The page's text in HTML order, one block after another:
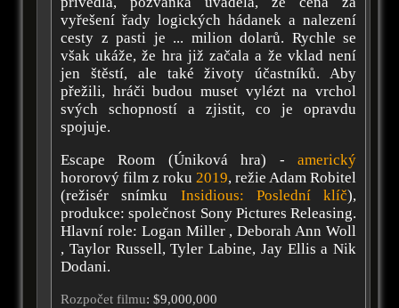
vyřešení řady logických hádanek a nalezení
cesty z pasti je ... milion dolarů. Rychle se
však ukáže, že hra již začala a že vklad není
jen štěstí, ale také životy účastníků. Aby
přežili, hráči budou muset vylézt na vrchol
svých schopností a zjistit, co je opravdu
spojuje.
Escape Room (Úniková hra) -americký
hororový film z roku2019, režie Adam Robitel
(režisér snímku Insidious: Poslední klíč),
produkce: společnost Sony Pictures Releasing.
Hlavní role: Logan Miller , Deborah Ann Woll
, Taylor Russell, Tyler Labine, Jay Ellis a Nik
Dodani.
Rozpočet filmu: $9,000,000